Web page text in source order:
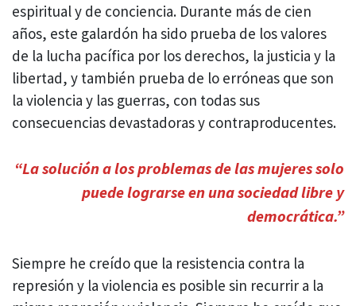
espiritual y de conciencia. Durante más de cien
años, este galardón ha sido prueba de los valores
de la lucha pacífica por los derechos, la justicia y la
libertad, y también prueba de lo erróneas que son
la violencia y las guerras, con todas sus
consecuencias devastadoras y contraproducentes.
“La solución a los problemas de las mujeres solo
puede lograrse en una sociedad libre y
democrática.”
Siempre he creído que la resistencia contra la
represión y la violencia es posible sin recurrir a la